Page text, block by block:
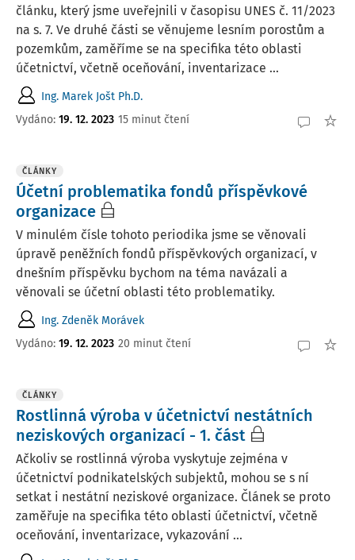
článku, který jsme uveřejnili v časopisu UNES č. 11/2023
na s. 7. Ve druhé části se věnujeme lesním porostům a
pozemkům, zaměříme se na specifika této oblasti
účetnictví, včetně oceňování, inventarizace ...
Ing. Marek Jošt Ph.D.
Vydáno: 19. 12. 2023 15 minut čtení
ČLÁNKY
Účetní problematika fondů příspěvkové
organizace
V minulém čísle tohoto periodika jsme se věnovali
úpravě peněžních fondů příspěvkových organizací, v
dnešním příspěvku bychom na téma navázali a
věnovali se účetní oblasti této problematiky.
Ing. Zdeněk Morávek
Vydáno: 19. 12. 2023 20 minut čtení
ČLÁNKY
Rostlinná výroba v účetnictví nestátních
neziskových organizací - 1. část
Ačkoliv se rostlinná výroba vyskytuje zejména v
účetnictví podnikatelských subjektů, mohou se s ní
setkat i nestátní neziskové organizace. Článek se proto
zaměřuje na specifika této oblasti účetnictví, včetně
oceňování, inventarizace, vykazování ...